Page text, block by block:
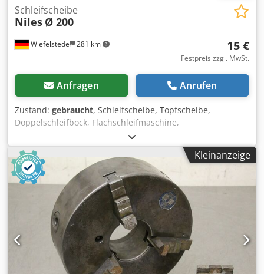
Wiefelstede 281 km
Schleifscheibe
Niles Ø 200
15 €
Festpreis zzgl. MwSt.
Anfragen Anrufen
Zustand: gebraucht, Schleifscheibe, Topfscheibe,
Doppelschleifbock, Flachschleifmaschine,
Rundschleifmaschine Dcodpfx Aecx U Uvsigjk -Innen: Ø 32
mm -Außen: Ø 200 mm -Breite: 30 mm -Anzahl: 9x
Scheiben vorhanden -Preis: pro Stück -Gewicht: 1,8 kg
Kleinanzeige